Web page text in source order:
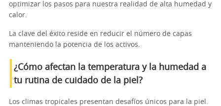
optimizar los pasos para nuestra realidad de alta humedad y
calor.
La clave del éxito reside en reducir el número de capas
manteniendo la potencia de los activos.
¿Cómo afectan la temperatura y la humedad a
tu rutina de cuidado de la piel?
Los climas tropicales presentan desafíos únicos para la piel.